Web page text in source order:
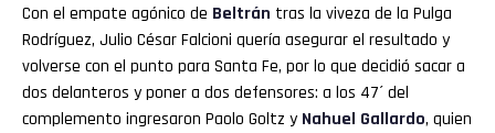
Con el empate agónico de Beltrán tras la viveza de la Pulga
Rodríguez, Julio César Falcioni quería asegurar el resultado y
volverse con el punto para Santa Fe, por lo que decidió sacar a
dos delanteros y poner a dos defensores: a los 47´ del
complemento ingresaron Paolo Goltz y Nahuel Gallardo, quien